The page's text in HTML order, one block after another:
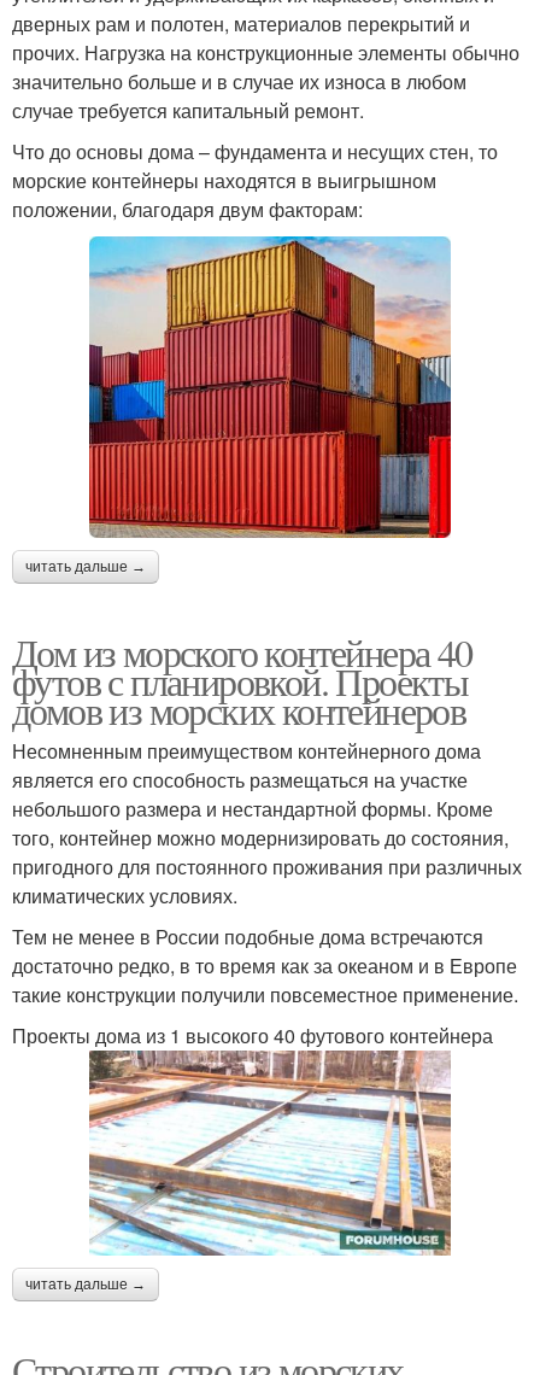
дверных рам и полотен, материалов перекрытий и
прочих. Нагрузка на конструкционные элементы обычно
значительно больше и в случае их износа в любом
случае требуется капитальный ремонт.
Что до основы дома – фундамента и несущих стен, то
морские контейнеры находятся в выигрышном
положении, благодаря двум факторам:
читать дальше →
Дом из морского контейнера 40
футов с планировкой. Проекты
домов из морских контейнеров
Несомненным преимуществом контейнерного дома
является его способность размещаться на участке
небольшого размера и нестандартной формы. Кроме
того, контейнер можно модернизировать до состояния,
пригодного для постоянного проживания при различных
климатических условиях.
Тем не менее в России подобные дома встречаются
достаточно редко, в то время как за океаном и в Европе
такие конструкции получили повсеместное применение.
Проекты дома из 1 высокого 40 футового контейнера
читать дальше →